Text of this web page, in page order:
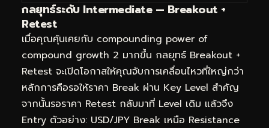
กลยุทธ์ระดับ Intermediate — Breakout +
Retest
เมื่อคุณคุ้นเคยกับ compounding power of
compound growth 2 มากขึ้น กลยุทธ์ Breakout +
Retest จะเปิดโอกาสให้คุณจับการเคลื่อนไหวที่ใหญ่กว่า
หลักการคือรอให้ราคา Break ผ่าน Key Level สำคัญ
จากนั้นรอราคา Retest กลับมาที่ Level เดิม แล้วจึง
Entry ตัวอย่าง: USD/JPY Break เหนือ Resistance